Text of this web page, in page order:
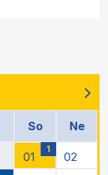
So Ne
01
1
02